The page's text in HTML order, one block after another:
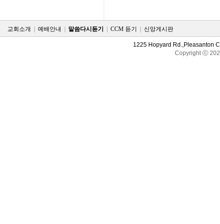
교회소개 예배안내 말씀다시듣기 CCM 듣기 신앙게시판
1225 Hopyard Rd.,Pleasanton
Copyright ⓒ